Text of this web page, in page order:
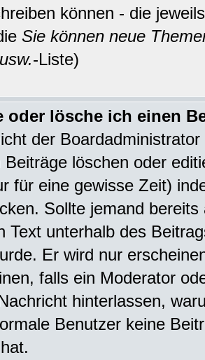
können - die
Sie können neue
-Liste)
oder lösche ich einen
der
Beiträge löschen oder
für eine gewisse Zeit)
Sollte jemand
Text unterhalb des
Er wird nur
falls ein Moderator
hinterlassen,
Benutzer keine